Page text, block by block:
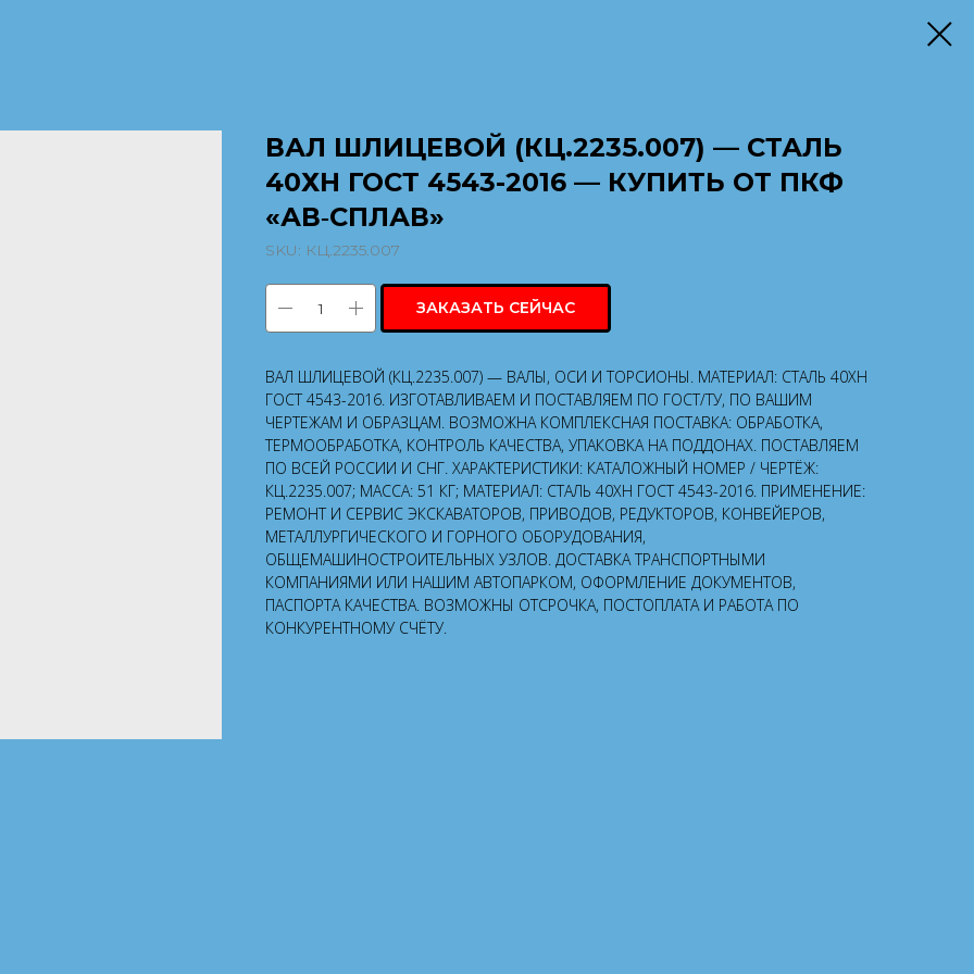
ВАЛ ШЛИЦЕВОЙ (КЦ.2235.007) — СТАЛЬ
40ХН ГОСТ 4543-2016 — КУПИТЬ ОТ ПКФ
«АВ‑СПЛАВ»
SKU: КЦ.2235.007
ЗАКАЗАТЬ СЕЙЧАС
ВАЛ ШЛИЦЕВОЙ (КЦ.2235.007) — ВАЛЫ, ОСИ И ТОРСИОНЫ. МАТЕРИАЛ: СТАЛЬ 40ХН
ГОСТ 4543-2016. ИЗГОТАВЛИВАЕМ И ПОСТАВЛЯЕМ ПО ГОСТ/ТУ, ПО ВАШИМ
ЧЕРТЕЖАМ И ОБРАЗЦАМ. ВОЗМОЖНА КОМПЛЕКСНАЯ ПОСТАВКА: ОБРАБОТКА,
ТЕРМООБРАБОТКА, КОНТРОЛЬ КАЧЕСТВА, УПАКОВКА НА ПОДДОНАХ. ПОСТАВЛЯЕМ
ПО ВСЕЙ РОССИИ И СНГ. ХАРАКТЕРИСТИКИ: КАТАЛОЖНЫЙ НОМЕР / ЧЕРТЁЖ:
КЦ.2235.007; МАССА: 51 КГ; МАТЕРИАЛ: СТАЛЬ 40ХН ГОСТ 4543-2016. ПРИМЕНЕНИЕ:
РЕМОНТ И СЕРВИС ЭКСКАВАТОРОВ, ПРИВОДОВ, РЕДУКТОРОВ, КОНВЕЙЕРОВ,
МЕТАЛЛУРГИЧЕСКОГО И ГОРНОГО ОБОРУДОВАНИЯ,
ОБЩЕМАШИНОСТРОИТЕЛЬНЫХ УЗЛОВ. ДОСТАВКА ТРАНСПОРТНЫМИ
КОМПАНИЯМИ ИЛИ НАШИМ АВТОПАРКОМ, ОФОРМЛЕНИЕ ДОКУМЕНТОВ,
ПАСПОРТА КАЧЕСТВА. ВОЗМОЖНЫ ОТСРОЧКА, ПОСТОПЛАТА И РАБОТА ПО
КОНКУРЕНТНОМУ СЧЁТУ.